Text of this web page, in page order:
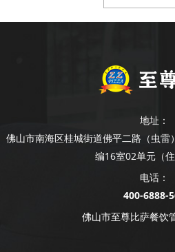
地址：
佛山市南海区桂城街道佛平二路（虫雷
编16室02单元（住
电话：
400-6888-
佛山市至尊比萨餐饮